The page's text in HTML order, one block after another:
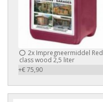
2x Impregneermiddel Red
class wood 2,5 liter
+€ 75,90